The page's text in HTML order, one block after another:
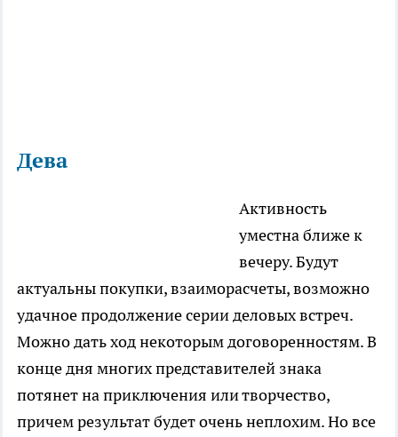
Дева
Активность
уместна ближе к
вечеру. Будут
актуальны покупки, взаиморасчеты, возможно
удачное продолжение серии деловых встреч.
Можно дать ход некоторым договоренностям. В
конце дня многих представителей знака
потянет на приключения или творчество,
причем результат будет очень неплохим. Но все